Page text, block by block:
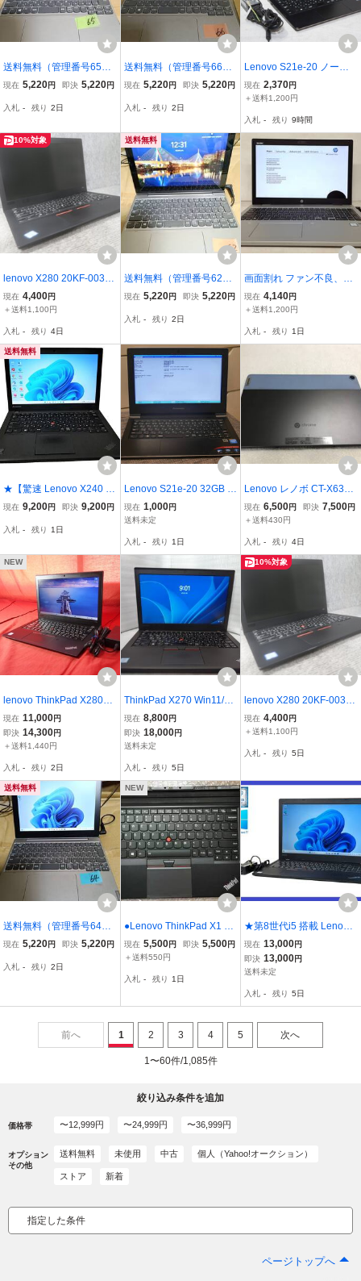
送料無料（管理番号65）
Lenovo タブレット型PC i
dows11pr 64bit Celeron
AM4G/SD62G//10incW
現在 5,220円 即決 5,220円
入札 - 残り 2日
送料無料（管理番号66）
Lenovo タブレット型PC i
dows11pr 64bit Celeron
AM4G/SD62G//10incW
現在 5,220円 即決 5,220円
入札 - 残り 2日
Lenovo S21e-20 ノートP
C Celeron N2840 2.16G
Hz 2GB RAM Win8.1 シル
0
現在 2,370円
＋送料1,200円
入札 - 残り 9時間
10%対象
lenovo X280 20KF-003BJ
P Core i5-8250U 1.6GHz
8GB ノート ジャンク★ N
現在 4,400円
＋送料1,100円
入札 - 残り 4日
送料無料
送料無料（管理番号62）
Lenovo タブレット型PC i
dows11pr 64bit Celeron
AM4G/SD62G//10incW
現在 5,220円 即決 5,220円
入札 - 残り 2日
画面割れ ファン不良、HP
ProBook 650 G4 Core i3-
8世代 メモリー無し 15.6
現在 4,140円
＋送料1,200円
入札 - 残り 1日
送料無料
★【驚速 Lenovo X240 i5
-4210U 1.70GHz x4+4GB
ノートPC】Win11+Office
53011
現在 9,200円 即決 9,200円
入札 - 残り 1日
Lenovo S21e-20 32GB 2
GB N2840 動作品 OS無
し
現在 1,000円
送料未定
入札 - 残り 1日
Lenovo レノボ CT-X636F
10.1インチ Chrome OS 6
4GB 付属品あり
現在 6,500円 即決 7,500円
＋送料430円
入札 - 残り 4日
NEW
lenovo ThinkPad X280
【Core i5-8250U】 Wind
ows 11/メモリ8GB/SSD2
56GB/無線 訳あり 中古 ノ
証】 PH260722-26
現在 11,000円
即決 14,300円
＋送料1,440円
入札 - 残り 2日
ThinkPad X270 Win11/即
使用可能(第7世代Core i3
7100 メモリ8G SSD:128
G) J02
現在 8,800円
即決 18,000円
送料未定
入札 - 残り 5日
10%対象
lenovo X280 20KF-003BJ
P Core i5-8250U 1.6GHz
8GB ノート ジャンク★ N
現在 4,400円
＋送料1,100円
入札 - 残り 5日
送料無料
送料無料（管理番号64）
Lenovo タブレット型PC i
dows11pr 64bit Celeron
現在 5,220円 即決 5,220円
入札 - 残り 2日
NEW
●Lenovo ThinkPad X1 Ta
blet ThinKeyboard Gen 2
USキーボード01AW650
現在 5,500円 即決 5,500円
＋送料550円
入札 - 残り 1日
★第8世代i5 搭載 Lenovo
Thinkpad L580 Core i5 -8
250U/メモリ8GB/HDD50
0GB /グラフィックIntel U
日間返品保証
現在 13,000円
即決 13,000円
送料未定
入札 - 残り 5日
前へ 1 2 3 4 5 次へ
1〜60件/1,085件
絞り込み条件を追加
価格帯 〜12,999円 〜24,999円 〜36,999円
オプション
その他
送料無料 未使用 中古 個人（Yahoo!オークション）
ストア 新着
指定した条件
ページトップへ